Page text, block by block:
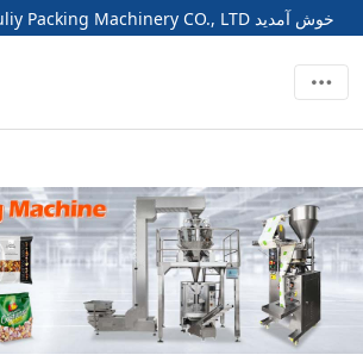
به شرکت Henan Shuliy Packing Machinery CO., LTD خوش آمدید